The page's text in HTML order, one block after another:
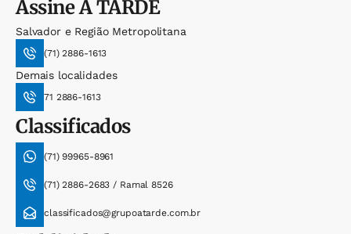
AssineA TARDE
Salvador e Região Metropolitana
(71) 2886-1613
Demais localidades
71 2886-1613
Classificados
(71) 99965-8961
(71) 2886-2683 / Ramal 8526
classificados@grupoatarde.com.br